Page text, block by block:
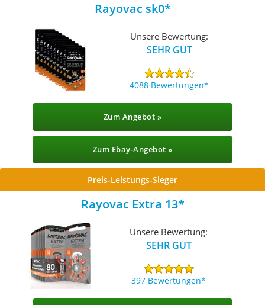
Rayovac sk0
Unsere Bewertung:
SEHR GUT
4088 Bewertungen
Zum Angebot »
Zum Ebay-Angebot »
Preis-Leistungs-Sieger
Rayovac Extra 13
Unsere Bewertung:
SEHR GUT
397 Bewertungen